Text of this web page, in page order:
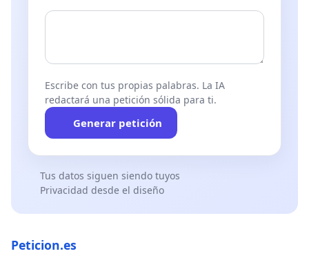
Escribe con tus propias palabras. La IA
redactará una petición sólida para ti.
Generar petición
Tus datos siguen siendo tuyos
Privacidad desde el diseño
Peticion.es